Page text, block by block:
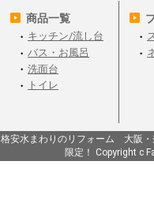
商品一覧
キッチン/流し台
バス・お風呂
洗面台
トイレ
格安水まわりのリフォーム 大阪
限定！ Copyright c